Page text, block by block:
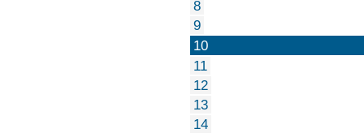
8
9
10
11
12
13
14